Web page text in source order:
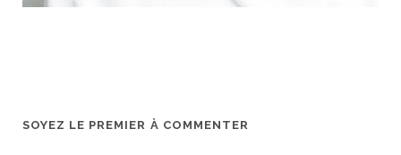
SOYEZ LE PREMIER À COMMENTER